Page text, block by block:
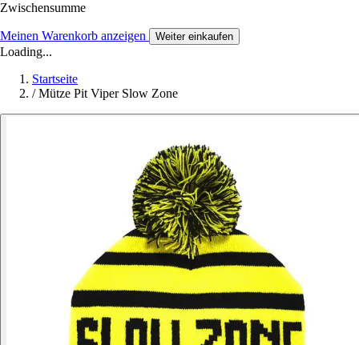
Zwischensumme
Meinen Warenkorb anzeigen Weiter einkaufen
Loading...
Startseite
/ Mütze Pit Viper Slow Zone